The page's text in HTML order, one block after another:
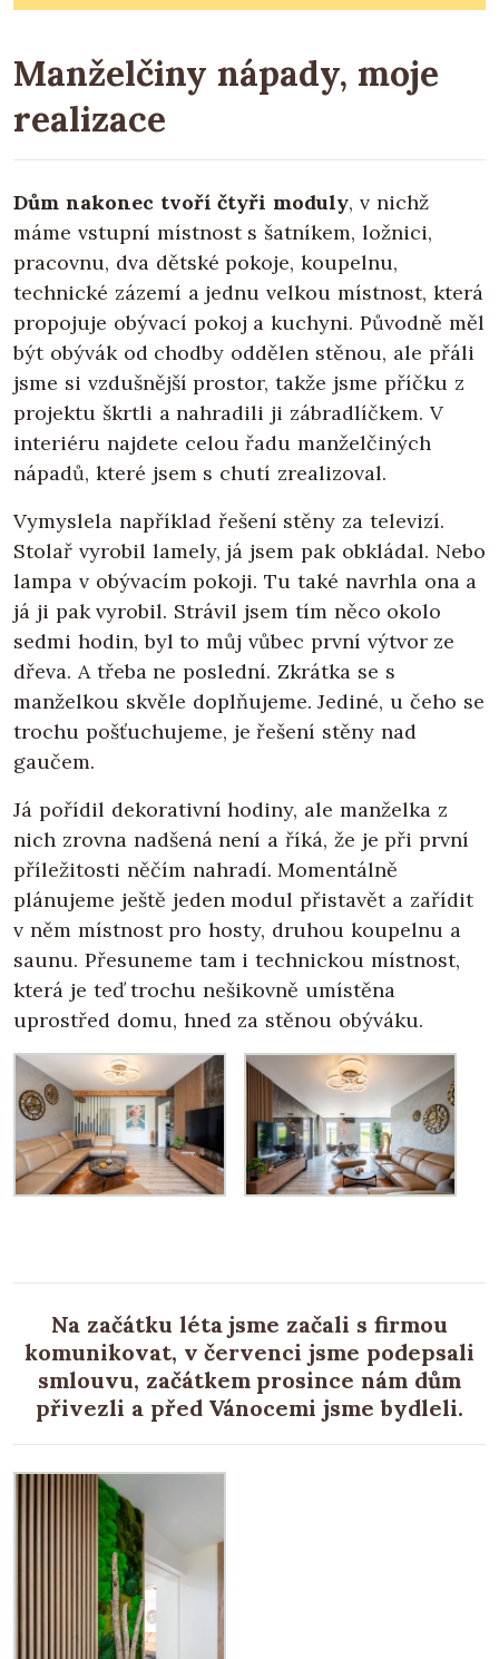
Manželčiny nápady, moje
realizace
Dům nakonec tvoří čtyři moduly, v nichž
máme vstupní místnost s šatníkem, ložnici,
pracovnu, dva dětské pokoje, koupelnu,
technické zázemí a jednu velkou místnost, která
propojuje obývací pokoj a kuchyni. Původně měl
být obývák od chodby oddělen stěnou, ale přáli
jsme si vzdušnější prostor, takže jsme příčku z
projektu škrtli a nahradili ji zábradlíčkem. V
interiéru najdete celou řadu manželčiných
nápadů, které jsem s chutí zrealizoval.
Vymyslela například řešení stěny za televizí.
Stolař vyrobil lamely, já jsem pak obkládal. Nebo
lampa v obývacím pokoji. Tu také navrhla ona a
já ji pak vyrobil. Strávil jsem tím něco okolo
sedmi hodin, byl to můj vůbec první výtvor ze
dřeva. A třeba ne poslední. Zkrátka se s
manželkou skvěle doplňujeme. Jediné, u čeho se
trochu pošťuchujeme, je řešení stěny nad
gaučem.
Já pořídil dekorativní hodiny, ale manželka z
nich zrovna nadšená není a říká, že je při první
příležitosti něčím nahradí. Momentálně
plánujeme ještě jeden modul přistavět a zařídit
v něm místnost pro hosty, druhou koupelnu a
saunu. Přesuneme tam i technickou místnost,
která je teď trochu nešikovně umístěna
uprostřed domu, hned za stěnou obýváku.
Na začátku léta jsme začali s firmou
komunikovat, v červenci jsme podepsali
smlouvu, začátkem prosince nám dům
přivezli a před Vánocemi jsme bydleli.